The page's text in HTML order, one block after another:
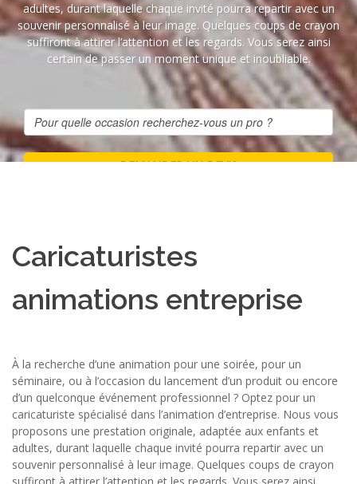
adultes, durant laquelle chaque invité pourra repartir avec un
souvenir personnalisé à leur image. Quelques coups de crayon
suffiront à attirer l’attention et les regards. Vous serez ainsi
certain de passer un moment unique et inoubliable.
Caricaturistes
animations entreprise
À la recherche d’une animation pour une soirée, pour un
séminaire, ou à l’occasion du lancement d’un produit ou encore
d’un quelconque événement professionnel ? Optez pour un
caricaturiste spécialisé dans l’animation d’entreprise. Nous vous
proposons une prestation originale, adaptée aux enfants et
adultes, durant laquelle chaque invité pourra repartir avec un
souvenir personnalisé à leur image. Quelques coups de crayon